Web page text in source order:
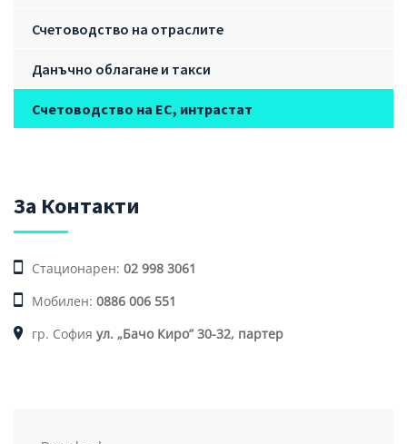
Счетоводство на отраслите
Данъчно облагане и такси
Счетоводство на ЕС, интрастат
За Контакти
Стационарен: 02 998 3061
Мобилен: 0886 006 551
гр. София ул. „Бачо Киро” 30-32, партер